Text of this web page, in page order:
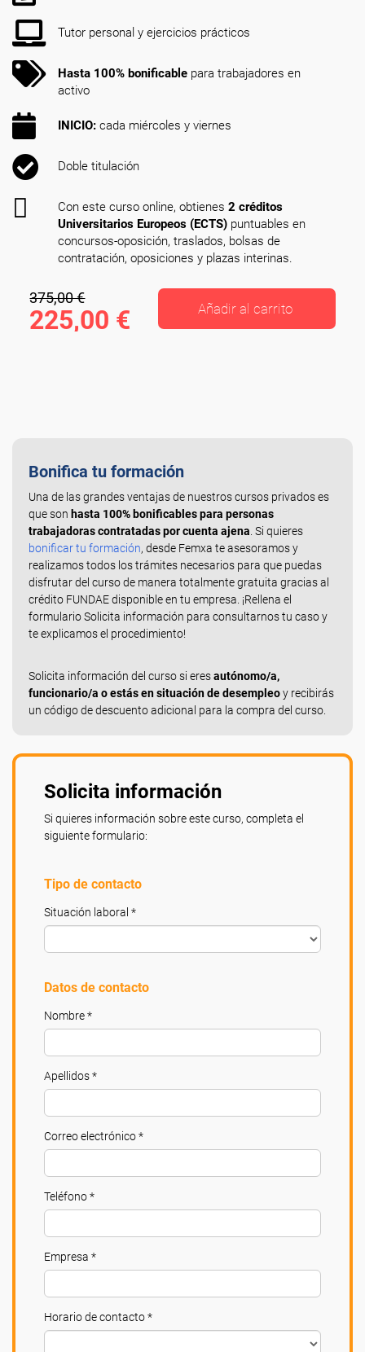
Tutor personal y ejercicios prácticos
Hasta 100% bonificable para trabajadores en
activo
INICIO: cada miércoles y viernes
Doble titulación
Con este curso online, obtienes 2 créditos
Universitarios Europeos (ECTS) puntuables en
concursos-oposición, traslados, bolsas de
contratación, oposiciones y plazas interinas.
375,00 €
225,00 € Añadir al carrito
Bonifica tu formación
Una de las grandes ventajas de nuestros cursos privados es
que son hasta 100% bonificables para personas
trabajadoras contratadas por cuenta ajena . Si quieres
bonificar tu formación, desde Femxa te asesoramos y
realizamos todos los trámites necesarios para que puedas
disfrutar del curso de manera totalmente gratuita gracias al
crédito FUNDAE disponible en tu empresa. ¡Rellena el
formulario Solicita información para consultarnos tu caso y
te explicamos el procedimiento!
Solicita información del curso si eresautónomo/a,
funcionario/a o estás en situación de desempleoy recibirás
un código de descuento adicional para la compra del curso.
Solicita información
Si quieres información sobre este curso, completa el
siguiente formulario:
Tipo de contacto
Situación laboral *
Datos de contacto
Nombre *
Apellidos *
Correo electrónico *
Teléfono *
Empresa *
Horario de contacto *